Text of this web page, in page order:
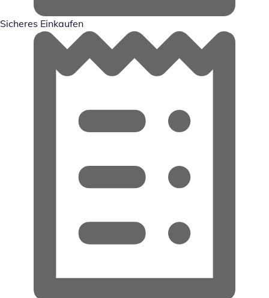
Sicheres Einkaufen